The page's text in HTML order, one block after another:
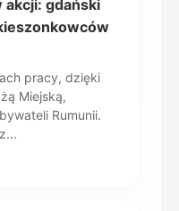
akcji: gdański
pracy, dzięki
Miejską,
Rumunii.